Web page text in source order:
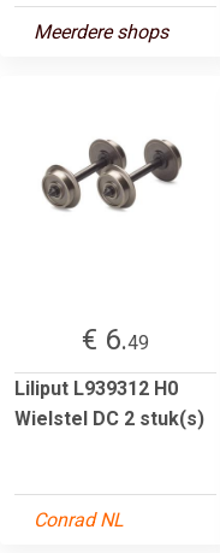
Meerdere shops
€ 6.49
Liliput L939312 H0
Wielstel DC 2 stuk(s)
Conrad NL